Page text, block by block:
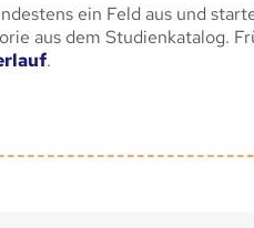
ein Feld aus und
aus dem Studienkatalog.
.